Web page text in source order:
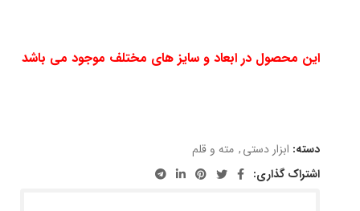
این محصول در ابعاد و سایز های مختلف موجود می باشد
دسته: ابزار دستی, مته و قلم
اشتراک گذاری: